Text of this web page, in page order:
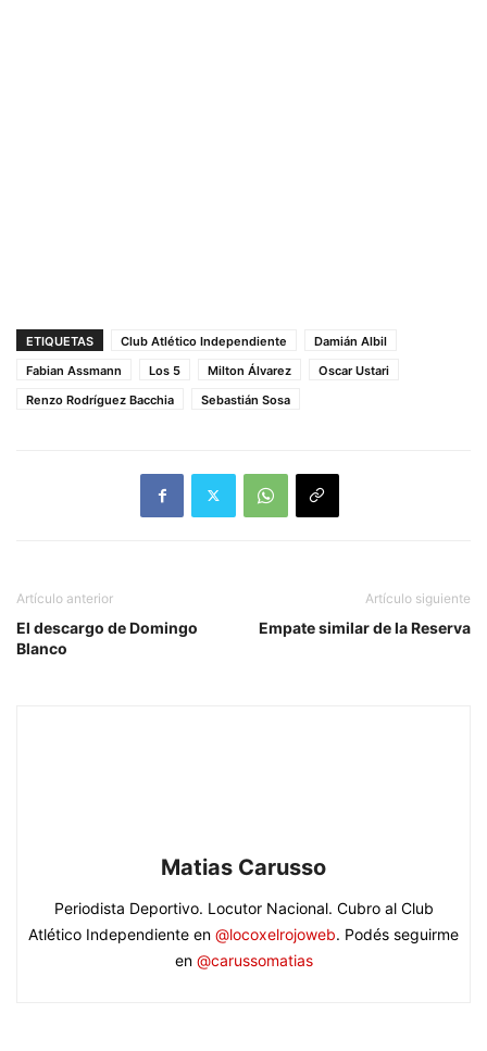
ETIQUETAS Club Atlético Independiente
Damián Albil
Fabian Assmann
Los 5 Milton Álvarez
Oscar Ustari
Renzo Rodríguez Bacchia
Sebastián Sosa
Artículo anterior
El descargo de Domingo
Blanco
Artículo siguiente
Empate similar de la Reserva
Matias Carusso
Periodista Deportivo. Locutor Nacional. Cubro al Club
Atlético Independiente en @locoxelrojoweb. Podés seguirme
en @carussomatias